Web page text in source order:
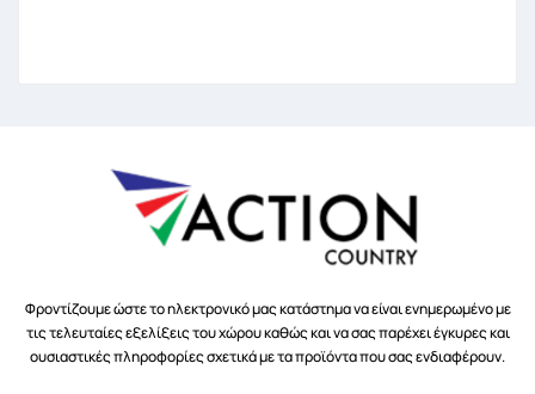
Φροντίζουμε ώστε το ηλεκτρονικό μας κατάστημα να είναι ενημερωμένο με
τις τελευταίες εξελίξεις του χώρου καθώς και να σας παρέχει έγκυρες και
ουσιαστικές πληροφορίες σχετικά με τα προϊόντα που σας ενδιαφέρουν.